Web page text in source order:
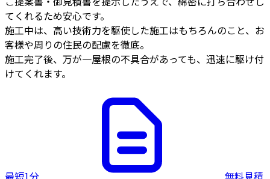
てくれるため安心です。
施工中は、高い技術力を駆使した施工はもちろんのこと、お
客様や周りの住民の配慮を徹底。
施工完了後、万が一屋根の不具合があっても、迅速に駆け付
けてくれます。
最短1分
無料見積